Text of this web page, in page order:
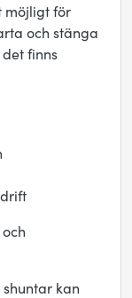
möjligt för
och stänga
finns
shuntar kan